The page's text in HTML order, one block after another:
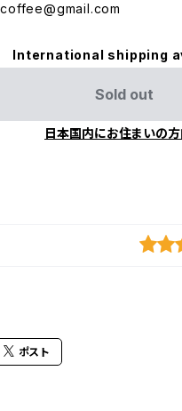
International shipping
Sold out
日本国内にお住まいの
ポスト